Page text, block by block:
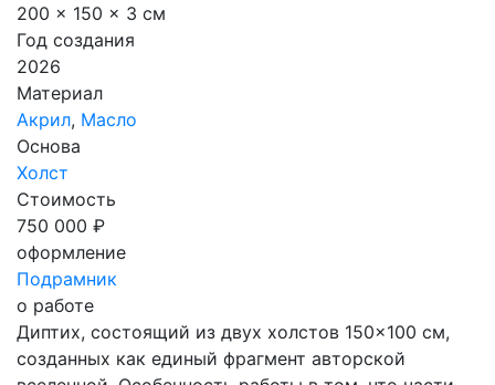
200 x 150 x 3 см
Год создания
2026
Материал
Акрил, Масло
Основа
Холст
Стоимость
750 000 ₽
оформление
Подрамник
о работе
Диптих, состоящий из двух холстов 150×100 см,
созданных как единый фрагмент авторской